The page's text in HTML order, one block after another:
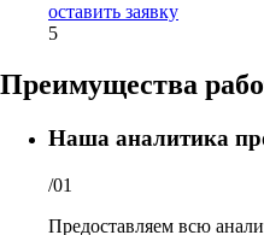
оставить заявку
5
Преимущества
Наша аналитика
/01
Предоставляем всю